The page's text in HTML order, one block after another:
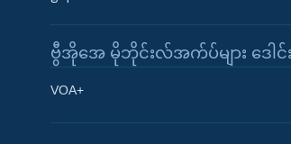
Learning English
ဗွီအိုအေ မိုဘိုင်းလ်အက်ပ်များ ဒေါ
VOA+